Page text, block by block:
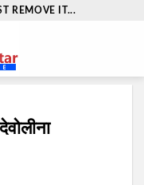
REMOVE IT...